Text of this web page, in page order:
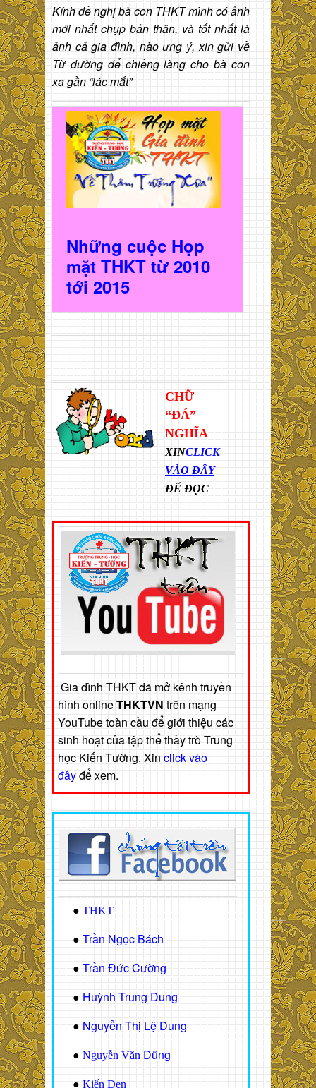
Kính đề nghị bà con THKT mình có ảnh
mới nhất chụp bản thân, và tốt nhất là
ảnh cả gia đình, nào ưng ý, xin gửi về
Từ đường để chiềng làng cho bà con
xa gần “lác mắt”
Những cuộc Họp
mặt THKT từ 2010
tới 2015
CHỮ
“ĐÁ”
NGHĨA
XINCLICK
VÀO ĐÂY
ĐỂ ĐỌC
Gia đình THKT đã mở kênh truyền
hình onlineTHKTVN trên mạng
YouTube toàn cầu để giới thiệu các
sinh hoạt của tập thể thầy trò Trung
học Kiến Tường. Xin click vào
đâyđể xem.
● THKT
● Trần Ngọc Bách
● Trần Đức Cường
● Huỳnh Trung Dung
● Nguyễn Thị Lệ Dung
● Nguyễn Văn Dũng
● Kiến Đen